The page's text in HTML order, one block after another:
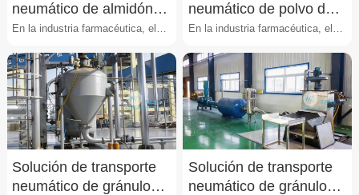
neumático de almidón
farmacéutico
En la industria farmacéutica, el
desafíos significat···
neumático de polvo de
API
En la industria farmacéutica, el
activos (API) pr···
Solución de transporte
neumático de gránulos
Solución de transporte
neumático de gránulos